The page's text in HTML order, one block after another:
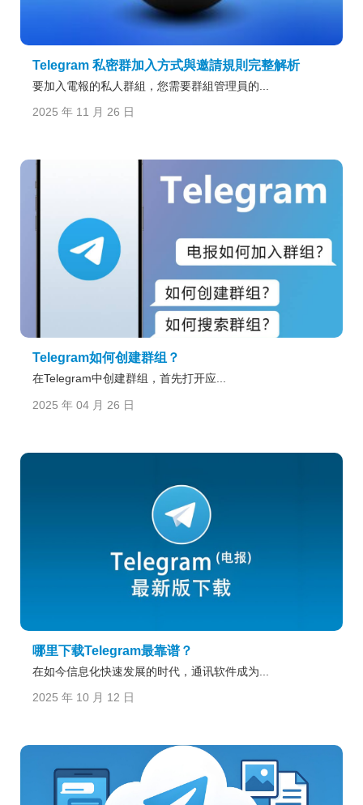
Telegram 私密群加入方式與邀請規則完整解析
要加入電報的私人群組，您需要群組管理員的...
2025 年 11 月 26 日
Telegram如何创建群组？
在Telegram中创建群组，首先打开应...
2025 年 04 月 26 日
哪里下载Telegram最靠谱？
在如今信息化快速发展的时代，通讯软件成为...
2025 年 10 月 12 日